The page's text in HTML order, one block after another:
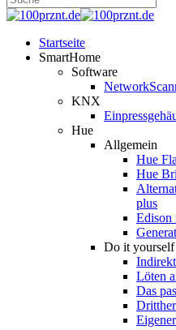
Startseite
SmartHome
Software
KNX
Hue
Allgemein
Hue
Hue
plus
Edison
Do it yourself
Löten
Das